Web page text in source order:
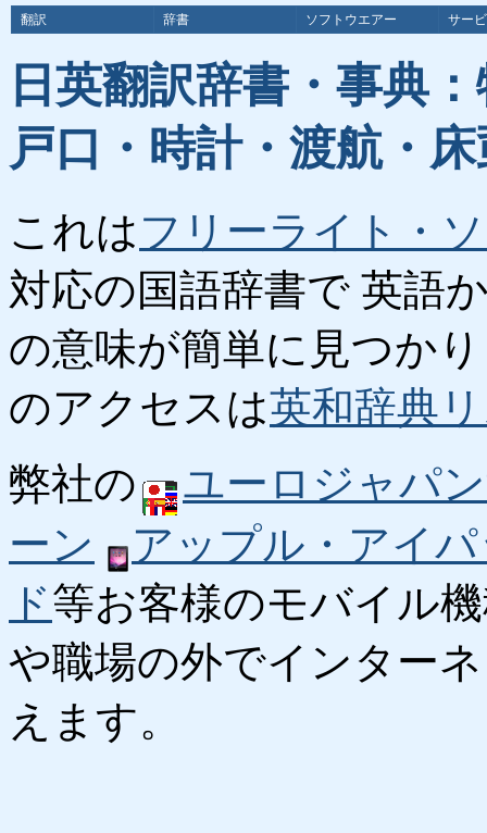
翻訳 辞書 ソフトウエアー サー
日英翻訳辞書・事典
戸口・時計・渡航・
これはフリーライト・
対応の国語辞書で 英語
の意味が簡単に見つか
のアクセスは英和辞典
弊社の
ユーロジャパ
ーン
アップル・アイ
ド等お客様のモバイル
や職場の外でインター
えます。